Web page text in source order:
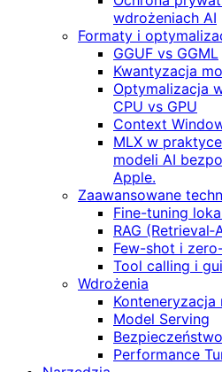
wdrożeniach AI
Formaty i
GGUF vs GGML
Kwantyzacja
Optymalizacja
CPU vs GPU
Context
MLX w
modeli AI
Apple.
Zaawansowane
Fine-tuning
RAG
Few-shot i
Tool calling i
Wdrożenia
Model Serving
Performance